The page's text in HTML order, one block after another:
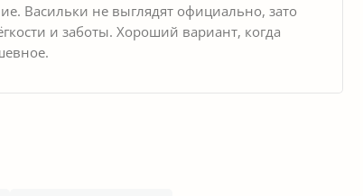
Васильки не выглядят официально, зато
и заботы. Хороший вариант, когда